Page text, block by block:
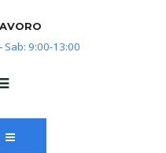
Sab: 9:00-13:00